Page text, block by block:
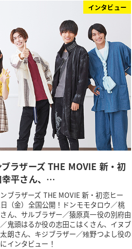
インタビュー
ブラザーズ THE MOVIE 新・初
幸平さん、…
ブラザーズ THE MOVIE 新・初恋ヒー
（金）全国公開！ドンモモタロウ／桃
ん、サルブラザー／猿原真一役の別府由
鬼頭はるか役の志田こはくさん、イヌブ
朗さん、キジブラザー／雉野つよし役の
インタビュー！